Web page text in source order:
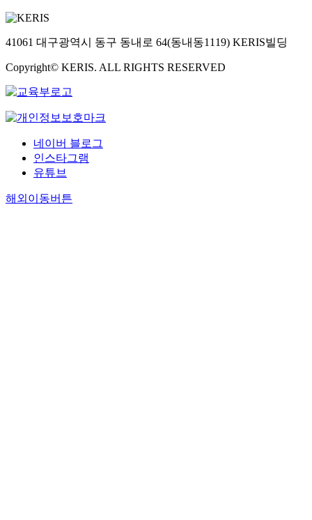
41061 대구광역시 동구 동내로 64(동내동1119) KERIS빌딩
Copyright© KERIS. ALL RIGHTS RESERVED
네이버 블로그
인스타그램
유튜브
해외이동버튼